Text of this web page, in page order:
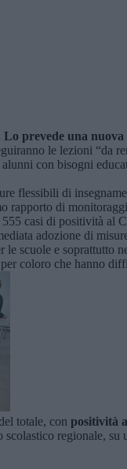
prevede una
le lezioni “da
con bisogni
flessibili di
rapporto di
casi di positività al
adozione di
le scuole e
coloro che hanno
totale, con positività
regionale, su